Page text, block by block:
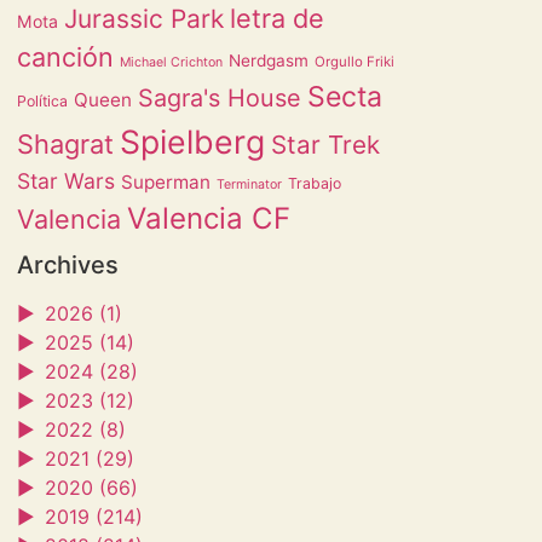
Mota Jurassic Park letra de
canción
Michael Crichton Nerdgasm Orgullo Friki
Política Queen Sagra's House Secta
Shagrat Spielberg Star Trek
Star Wars Superman Terminator Trabajo
Valencia Valencia CF
Archives
► 2026 (1)
► 2025 (14)
► 2024 (28)
► 2023 (12)
► 2022 (8)
► 2021 (29)
► 2020 (66)
► 2019 (214)